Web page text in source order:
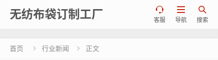
无纺布袋订制工厂 
搜索

导航

客服
首页  行业新闻  正文